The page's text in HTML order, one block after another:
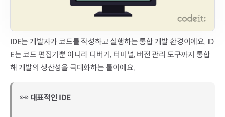
IDE는 개발자가 코드를 작성하고 실행하는 통합 개발 환경이에요. ID
E는 코드 편집기뿐 아니라 디버거, 터미널, 버전 관리 도구까지 통합
해 개발의 생산성을 극대화하는 툴이에요.
👀 대표적인 IDE